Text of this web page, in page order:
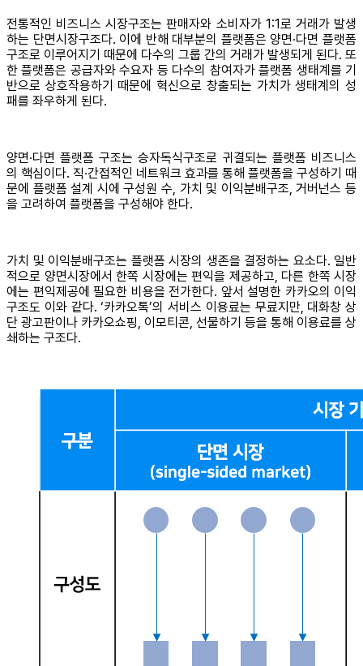
전통적인 비즈니스 시장구조는 판매자와 소비자가 1:1로 거래가 발생
하는 단면시장구조다. 이에 반해 대부분의 플랫폼은 양면∙다면 플랫폼
구조로 이루어지기 때문에 다수의 그룹 간의 거래가 발생되게 된다. 또
한 플랫폼은 공급자와 수요자 등 다수의 참여자가 플랫폼 생태계를 기
반으로 상호작용하기 때문에 혁신으로 창출되는 가치가 생태계의 성
패를 좌우하게 된다.
양면∙다면 플랫폼 구조는 승자독식구조로 귀결되는 플랫폼 비즈니스
의 핵심이다. 직∙간접적인 네트워크 효과를 통해 플랫폼을 구성하기 때
문에 플랫폼 설계 시에 구성원 수, 가치 및 이익분배구조, 거버넌스 등
을 고려하여 플랫폼을 구성해야 한다.
가치 및 이익분배구조는 플랫폼 시장의 생존을 결정하는 요소다. 일반
적으로 양면시장에서 한쪽 시장에는 편익을 제공하고, 다른 한쪽 시장
에는 편익제공에 필요한 비용을 전가한다. 앞서 설명한 카카오의 이익
구조도 이와 같다. ‘카카오톡’의 서비스 이용료는 무료지만, 대화창 상
단 광고판이나 카카오쇼핑, 이모티콘, 선물하기 등을 통해 이용료를 상
쇄하는 구조다.